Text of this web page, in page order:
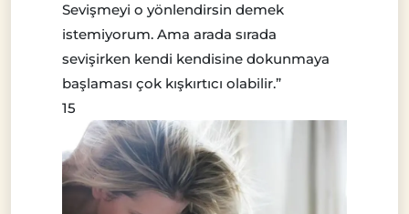
Sevişmeyi o yönlendirsin demek
istemiyorum. Ama arada sırada
sevişirken kendi kendisine dokunmaya
başlaması çok kışkırtıcı olabilir.”
15